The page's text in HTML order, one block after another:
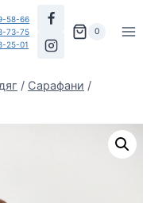
58-66
73-75
25-01
0
/ Сарафани /